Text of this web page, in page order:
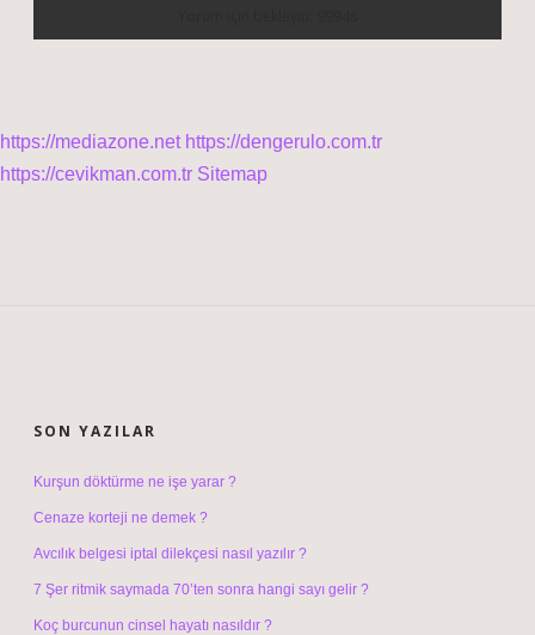
https://mediazone.net https://dengerulo.com.tr
https://cevikman.com.tr Sitemap
SON YAZILAR
Kurşun döktürme ne işe yarar ?
Cenaze korteji ne demek ?
Avcılık belgesi iptal dilekçesi nasıl yazılır ?
7 Şer ritmik saymada 70’ten sonra hangi sayı gelir ?
Koç burcunun cinsel hayatı nasıldır ?